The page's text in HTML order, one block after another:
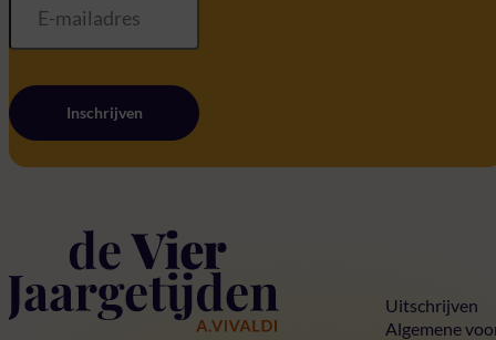
Inschrijven
Uitschrijven
Algemene